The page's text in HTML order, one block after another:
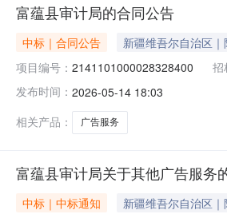
富蕴县审计局的合同公告
中标｜合同公告 新疆维吾尔自治区
项目编号： 2141101000028328400 招
发布时间： 2026-05-14 18:03
相关产品：
广告服务
富蕴县审计局关于其他广告服务
中标｜中标通知 新疆维吾尔自治区